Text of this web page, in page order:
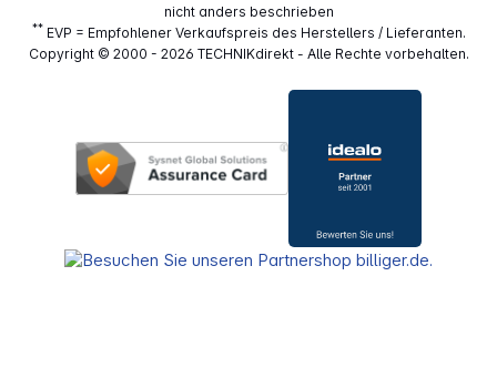
nicht anders beschrieben
**EVP = Empfohlener Verkaufspreis des Herstellers / Lieferanten.
Copyright © 2000 - 2026 TECHNIKdirekt - Alle Rechte vorbehalten.